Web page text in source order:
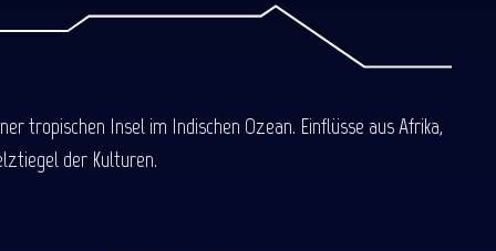
tropischen Insel im Indischen Ozean. Einflüsse aus Afrika,
der Kulturen.